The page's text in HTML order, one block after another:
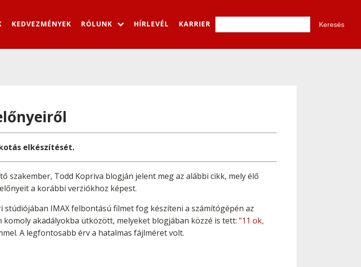
KEDVEZMÉNYEK RÓLUNK HÍRLEVÉL KARRIER
elkészítését.
szakember, Todd Kopriva blogján jelent meg az alábbi cikk, mely élő
a korábbi verziókhoz képest.
IMAX felbontású filmet fog készíteni a számítógépén az
akadályokba ütközött, melyeket blogjában közzé is tett: "11 ok,
A legfontosabb érv a hatalmas fájlméret volt.